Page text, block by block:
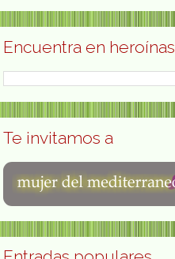
Encuentra en heroínas
Te invitamos a